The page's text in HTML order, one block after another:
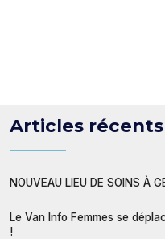
Articles récents
NOUVEAU LIEU DE SOINS À
Le Van Info Femmes se
!